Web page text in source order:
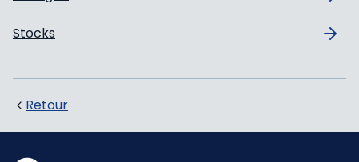
Stocks
Retour